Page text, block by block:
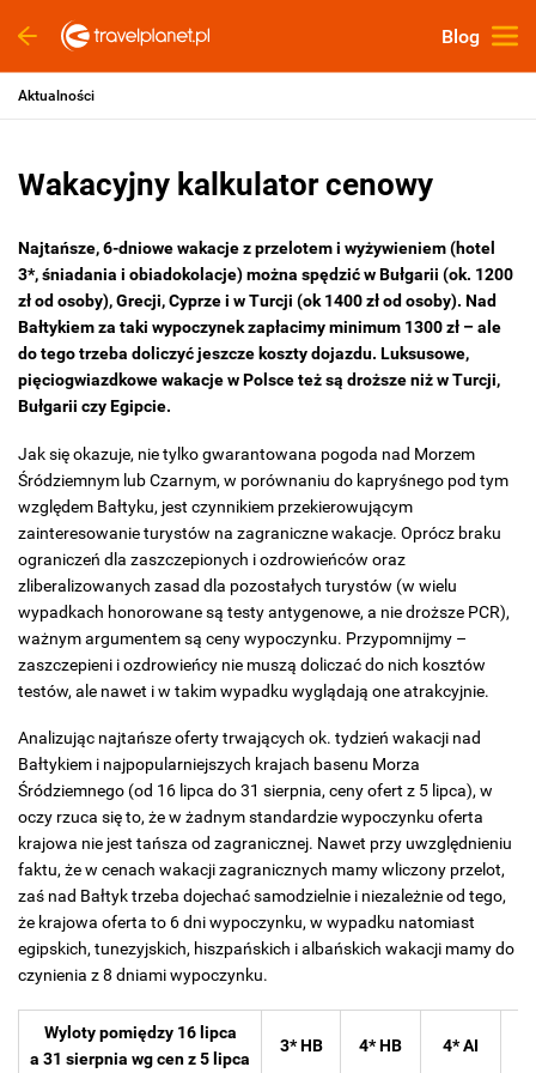
Blog
Aktualności
Wakacyjny kalkulator cenowy
Najtańsze, 6-dniowe wakacje z przelotem i wyżywieniem (hotel
3*, śniadania i obiadokolacje) można spędzić w Bułgarii (ok. 1200
zł od osoby), Grecji, Cyprze i w Turcji (ok 1400 zł od osoby). Nad
Bałtykiem za taki wypoczynek zapłacimy minimum 1300 zł – ale
do tego trzeba doliczyć jeszcze koszty dojazdu. Luksusowe,
pięciogwiazdkowe wakacje w Polsce też są droższe niż w Turcji,
Bułgarii czy Egipcie.
Jak się okazuje, nie tylko gwarantowana pogoda nad Morzem
Śródziemnym lub Czarnym, w porównaniu do kapryśnego pod tym
względem Bałtyku, jest czynnikiem przekierowującym
zainteresowanie turystów na zagraniczne wakacje. Oprócz braku
ograniczeń dla zaszczepionych i ozdrowieńców oraz
zliberalizowanych zasad dla pozostałych turystów (w wielu
wypadkach honorowane są testy antygenowe, a nie droższe PCR),
ważnym argumentem są ceny wypoczynku. Przypomnijmy –
zaszczepieni i ozdrowieńcy nie muszą doliczać do nich kosztów
testów, ale nawet i w takim wypadku wyglądają one atrakcyjnie.
Analizując najtańsze oferty trwających ok. tydzień wakacji nad
Bałtykiem i najpopularniejszych krajach basenu Morza
Śródziemnego (od 16 lipca do 31 sierpnia, ceny ofert z 5 lipca), w
oczy rzuca się to, że w żadnym standardzie wypoczynku oferta
krajowa nie jest tańsza od zagranicznej. Nawet przy uwzględnieniu
faktu, że w cenach wakacji zagranicznych mamy wliczony przelot,
zaś nad Bałtyk trzeba dojechać samodzielnie i niezależnie od tego,
że krajowa oferta to 6 dni wypoczynku, w wypadku natomiast
egipskich, tunezyjskich, hiszpańskich i albańskich wakacji mamy do
czynienia z 8 dniami wypoczynku.
Wyloty pomiędzy 16 lipca
a 31 sierpnia wg cen z 5 lipca
3* HB 4* HB 4* AI